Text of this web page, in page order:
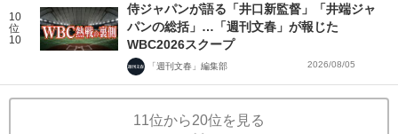
10
位
10
侍ジャパンが語る「井口新監督」「井端ジャ
パンの総括」…「週刊文春」が報じた
WBC2026スクープ
「週刊文春」編集部 2026/08/05
11位から20位を見る